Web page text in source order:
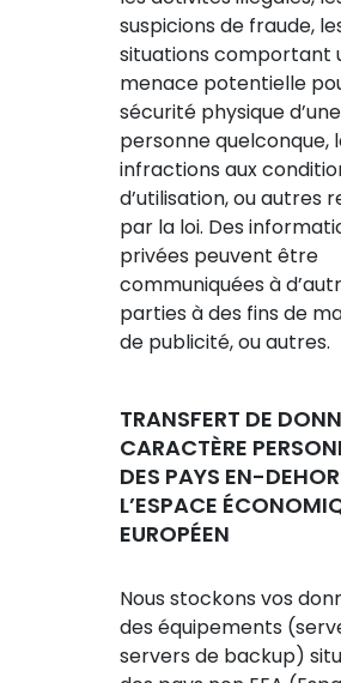
suspicions de fraude,
situations comportant
menace potentielle
sécurité physique d’une
personne quelconque,
infractions aux
d’utilisation, ou autres
par la loi. Des
privées peuvent être
communiquées à
parties à des fins de
de publicité, ou autres.
TRANSFERT DE
CARACTÈRE
DES PAYS EN-
L’ESPACE
EUROPÉEN
Nous stockons vos
des équipements
servers de backup)